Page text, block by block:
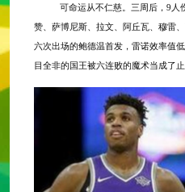
可命运从不仁慈。三周后， 9人
赞、萨博尼斯、拉文、阿丘瓦、穆雷
六次出场的鲍德温首发，雷诺效率值
目全非的国王被六连败的魔术当成了止